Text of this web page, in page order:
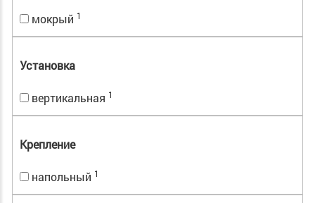
мокрый 1
Установка
вертикальная 1
Крепление
напольный 1